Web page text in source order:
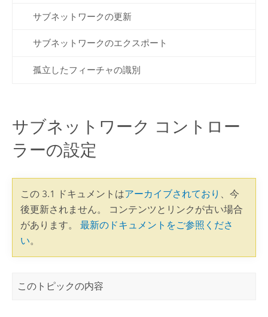
サブネットワークの更新
サブネットワークのエクスポート
孤立したフィーチャの識別
サブネットワーク コントロー
ラーの設定
この 3.1 ドキュメントはアーカイブされており
、今
後更新されません。 コンテンツとリンクが古い場合
があります。 最新のドキュメントをご参照くださ
い。
このトピックの内容